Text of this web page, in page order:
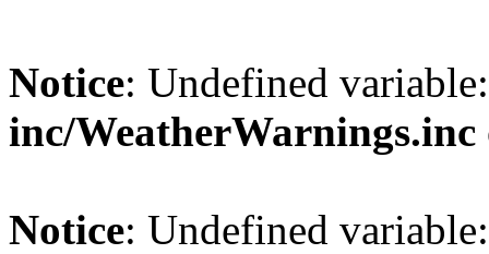
Notice: Undefined
inc/WeatherWarnings.inc
Notice: Undefined